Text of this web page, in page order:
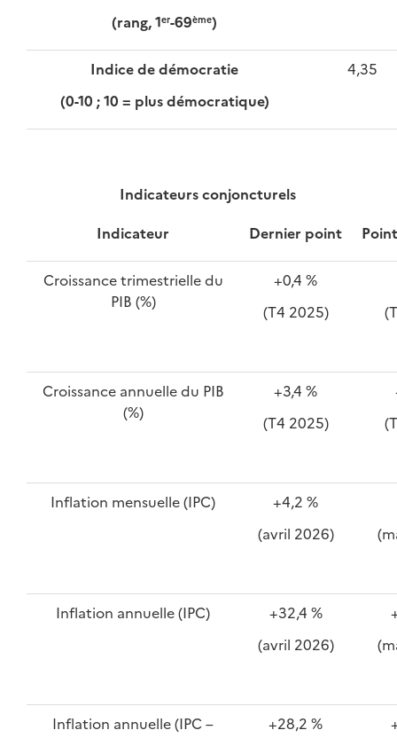
(rang, 1er-69ème)
Indice de démocratie
(0-10 ; 10 = plus démocratique)
4,35
Indicateurs conjoncturels
Indicateur
Dernier point
Croissance trimestrielle du
PIB (%)
+0,4 %
(T4 2025)
Croissance annuelle du PIB
(%)
+3,4 %
(T4 2025)
Inflation mensuelle (IPC)
+4,2 %
(avril 2026)
Inflation annuelle (IPC)
+32,4 %
(avril 2026)
Inflation annuelle (IPC –
+28,2 %